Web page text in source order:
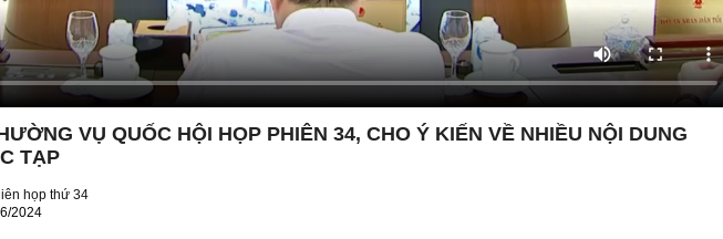
VỤ QUỐC HỘI HỌP PHIÊN 34, CHO Ý KIẾN VỀ NHIỀU NỘI DUNG
TẠP
họp thứ 34
2024